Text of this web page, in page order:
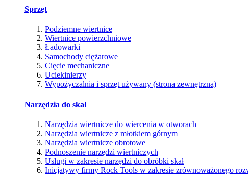
Sprzęt
Podziemne wiertnice
Wiertnice powierzchniowe
Ładowarki
Samochody ciężarowe
Cięcie mechaniczne
Uciekinierzy
Wypożyczalnia i sprzęt używany (strona zewnętrzna)
Narzędzia do skał
Narzędzia wiertnicze do wiercenia w otworach
Narzędzia wiertnicze z młotkiem górnym
Narzędzia wiertnicze obrotowe
Podnoszenie narzędzi wiertniczych
Usługi w zakresie narzędzi do obróbki skał
Inicjatywy firmy Rock Tools w zakresie zrównoważonego